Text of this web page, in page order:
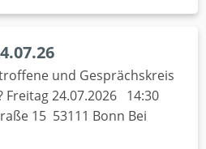
und Gesprächskreis
24.07.2026 14:30
15 53111 Bonn Bei